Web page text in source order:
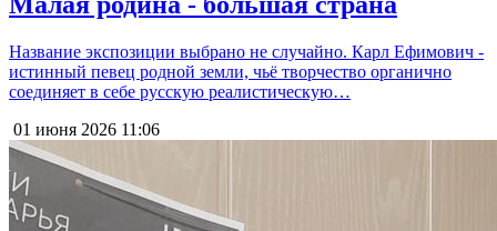
Название экспозиции выбрано не случайно. Карл Ефимович -
истинный певец родной земли, чьё творчество органично
соединяет в себе русскую реалистическую…
01 июня 2026 11:06